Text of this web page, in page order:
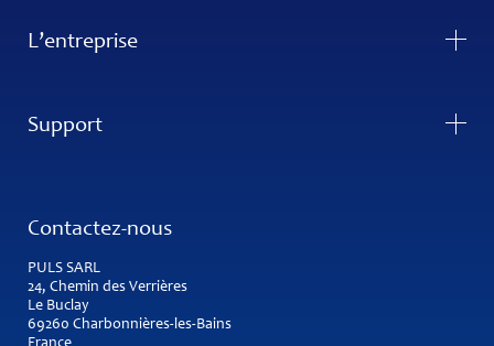
L’entreprise
Support
Contactez-nous
PULS SARL
24, Chemin des Verrières
Le Buclay
69260 Charbonnières-les-Bains